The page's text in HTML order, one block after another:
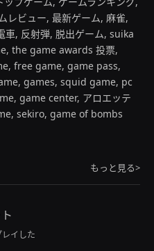
レビュー, 最新ゲーム, 麻雀,
車, 反射弾, 脱出ゲーム, suika
the game awards 投票,
free game, game pass,
games, squid game, pc
game center, アロエッテ
sekiro, game of bombs
もっと見る>
イした